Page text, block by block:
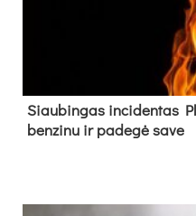
Siau­bin­gas in­ci­den­tas
ben­zi­nu ir pa­de­gė sa­ve